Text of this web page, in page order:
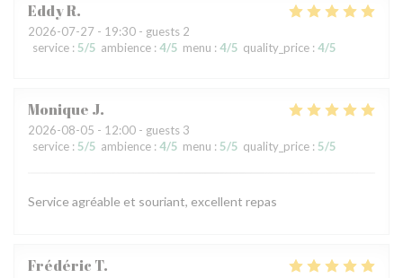
EddyR
2026-07-27 - 19:30 - guests 2
service : 5/5 ambience : 4/5 menu : 4/5 quality_price : 4/5
Monique J
2026-08-05 - 12:00 - guests 3
service : 5/5 ambience : 4/5 menu : 5/5 quality_price : 5/5
Service agréable et souriant, excellent repas
Frédéric T